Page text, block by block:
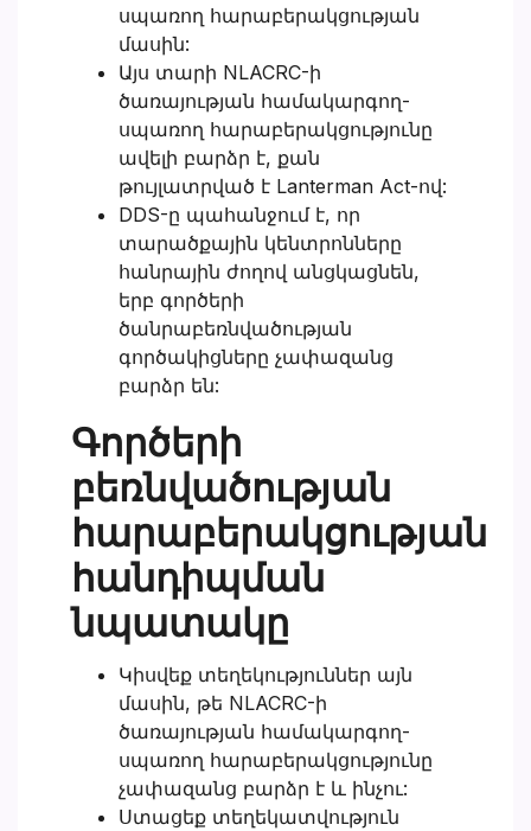
սպառող հարաբերակցության
մասին:
Այս տարի NLACRC-ի
ծառայության համակարգող-
սպառող հարաբերակցությունը
ավելի բարձր է, քան
թույլատրված է Lanterman Act-ով:
DDS-ը պահանջում է, որ
տարածքային կենտրոնները
հանրային ժողով անցկացնեն,
երբ գործերի
ծանրաբեռնվածության
գործակիցները չափազանց
բարձր են:
Գործերի
բեռնվածության
հարաբերակցության
հանդիպման
նպատակը
Կիսվեք տեղեկություններ այն
մասին, թե NLACRC-ի
ծառայության համակարգող-
սպառող հարաբերակցությունը
չափազանց բարձր է և ինչու:
Ստացեք տեղեկատվություն